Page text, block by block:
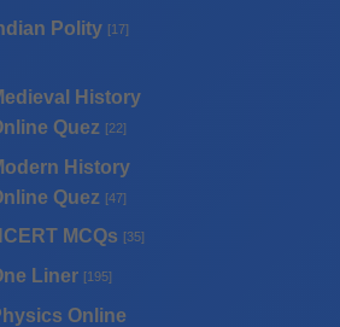
Polity [17]
History
Quez [22]
History
Quez [47]
MCQs [35]
Liner [195]
Online